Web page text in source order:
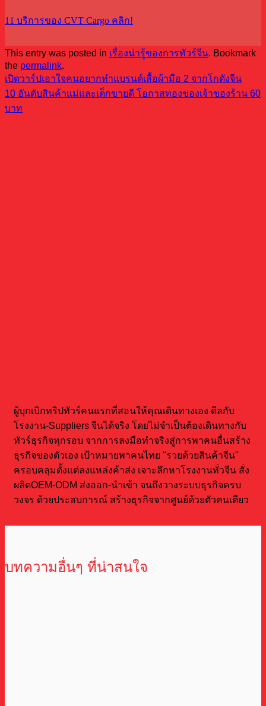
11 บริการของ CVT Cargo คลิก!
This entry was posted in เรื่องน่ารู้ของการทัวร์จีน. Bookmark
the permalink.
เปิดวาร์ปเอาใจคนอยากทำแบรนด์เสื้อผ้ามือ 2 จากโกดังจีน
10 อันดับสินค้าแม่และเด็กขายดี โอกาสทองของเจ้าของร้าน 60
บาท
ผู้บุกเบิกทริปทัวร์คนแรกที่สอนให้คุณเดินทางเอง ดีลกับ
โรงงาน-Suppliers จีนได้จริง โดยไม่จำเป็นต้องเดินทางกับ
ทัวร์ธุรกิจทุกรอบ จากการลงมือทำจริงสู่การพาคนอื่นสร้าง
ธุรกิจของตัวเอง เป้าหมายพาคนไทย "รวยด้วยสินค้าจีน"
ครอบคลุมตั้งแต่ลงแหล่งค้าส่ง เจาะลึกหาโรงงานทั่วจีน สั่ง
ผลิตOEM-ODM ส่งออก-นำเข้า จนถึงวางระบบธุรกิจครบ
วงจร ด้วยประสบการณ์ สร้างธุรกิจจากศูนย์ด้วยตัวคนเดียว
บทความอื่นๆ ที่น่าสนใจ